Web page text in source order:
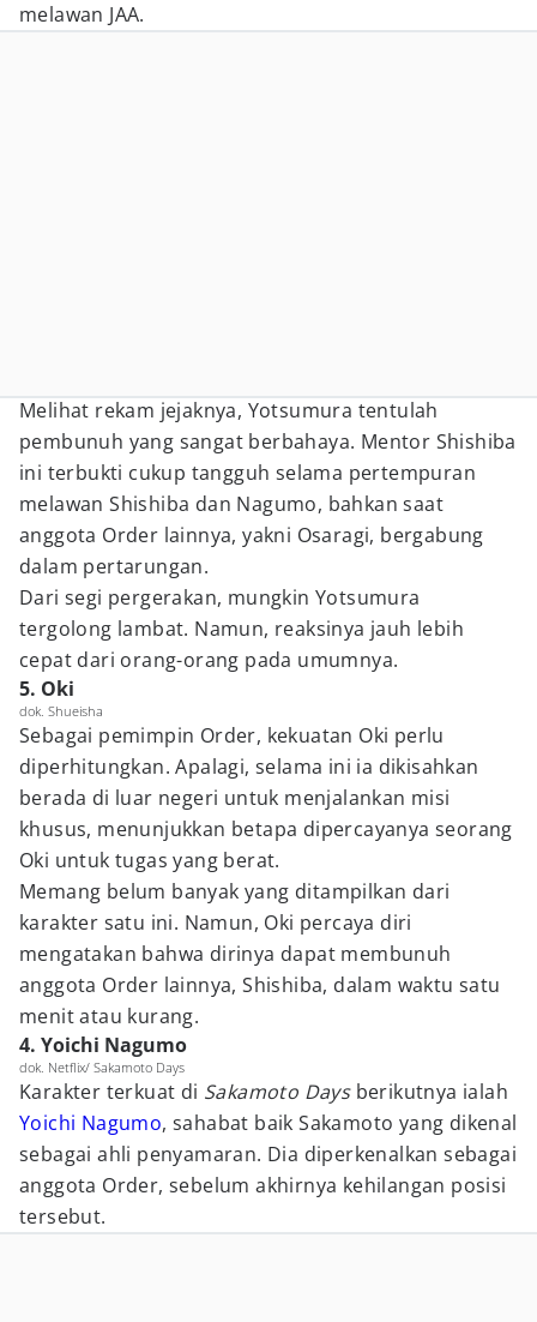
melawan JAA.
Melihat rekam jejaknya, Yotsumura tentulah
pembunuh yang sangat berbahaya. Mentor Shishiba
ini terbukti cukup tangguh selama pertempuran
melawan Shishiba dan Nagumo, bahkan saat
anggota Order lainnya, yakni Osaragi, bergabung
dalam pertarungan.
Dari segi pergerakan, mungkin Yotsumura
tergolong lambat. Namun, reaksinya jauh lebih
cepat dari orang-orang pada umumnya.
5. Oki
dok. Shueisha
Sebagai pemimpin Order, kekuatan Oki perlu
diperhitungkan. Apalagi, selama ini ia dikisahkan
berada di luar negeri untuk menjalankan misi
khusus, menunjukkan betapa dipercayanya seorang
Oki untuk tugas yang berat.
Memang belum banyak yang ditampilkan dari
karakter satu ini. Namun, Oki percaya diri
mengatakan bahwa dirinya dapat membunuh
anggota Order lainnya, Shishiba, dalam waktu satu
menit atau kurang.
4. Yoichi Nagumo
dok. Netflix/ Sakamoto Days
Karakter terkuat di Sakamoto Days berikutnya ialah
Yoichi Nagumo, sahabat baik Sakamoto yang dikenal
sebagai ahli penyamaran. Dia diperkenalkan sebagai
anggota Order, sebelum akhirnya kehilangan posisi
tersebut.